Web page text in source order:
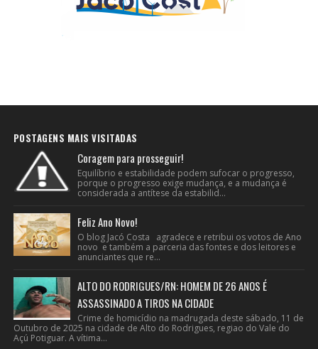
POSTAGENS MAIS VISITADAS
Coragem para prosseguir!
Equilíbrio e estabilidade podem sufocar o progresso,
porque o progresso exige mudança, e a mudança é
considerada a antítese da estabilid...
Feliz Ano Novo!
O blog Jacó Costa agradece e retribui os votos de Ano
novo e também a parceria das fontes e dos leitores e
anunciantes que re...
ALTO DO RODRIGUES/RN: HOMEM DE 26 ANOS É
ASSASSINADO A TIROS NA CIDADE
Crime de homicídio na madrugada deste sábado, 11 de
Outubro de 2025 na cidade de Alto do Rodrigues, regiao do Vale do
Açú Potiguar. A vítima...